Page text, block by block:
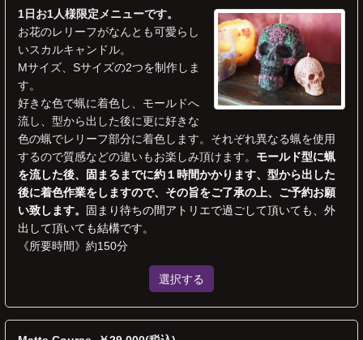
1日お1人様限定メニューです。
お花のレリーフがなんとも可愛らし
いスカルキャンドル。
Mサイズ、Sサイズの2つを制作しま
す。
好きな色で蝋に着色し、モールドへ
流し、型から出した後に更に好きな
色の蝋でレリーフ部分に着色します。それぞれ異なる蝋を使用
するので質感などの違いもお楽しみ頂けます。 モールド型に蝋
を流した後、固まるまでに約１時間かかります、型から出した
後に着色作業をしますので、その旨をご了承の上、ご予約お願
い致します。
固まり待ちの間アトリエで過ごして頂いても、外
出して頂いても結構です。
《所要時間》約150分
選択する